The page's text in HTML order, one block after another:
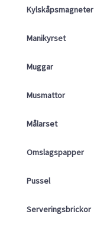
Kylskåpsmagneter
Manikyrset
Muggar
Musmattor
Målarset
Omslagspapper
Pussel
Serveringsbrickor